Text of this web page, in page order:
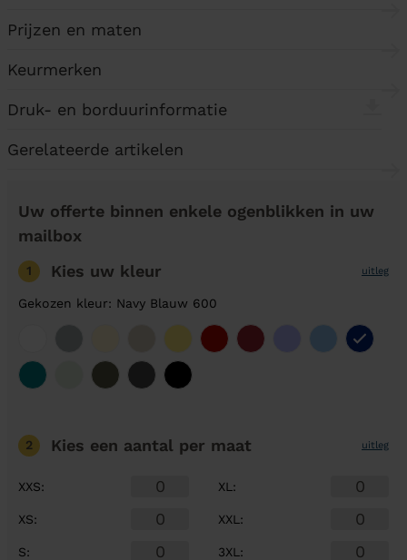
Prijzen en maten
Keurmerken
Druk- en borduurinformatie
Gerelateerde artikelen
Uw offerte binnen enkele ogenblikken in uw
mailbox
1 Kies uw kleur uitleg
Gekozen kleur: Navy Blauw 600
2 Kies een aantal per maat uitleg
XXS:
XS:
S:
XL :
XXL :
3XL :